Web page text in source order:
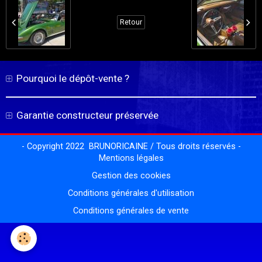
Retour
Pourquoi le dépôt-vente ?
Garantie constructeur préservée
- Copyright 2022 BRUNORICAINE / Tous droits réservés -
Mentions légales
Gestion des cookies
Conditions générales d'utilisation
Conditions générales de vente